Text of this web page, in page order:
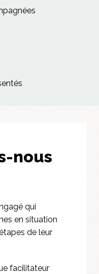
nous
qui
en situation
de leur
facilitateur